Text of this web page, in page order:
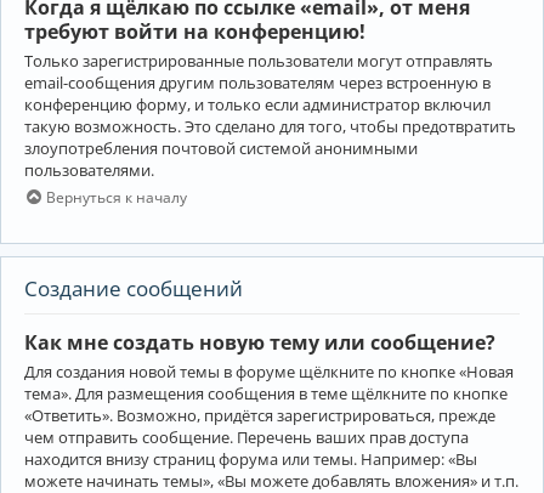
Когда я щёлкаю по ссылке «email», от меня
требуют войти на конференцию!
Только зарегистрированные пользователи могут отправлять
email-сообщения другим пользователям через встроенную в
конференцию форму, и только если администратор включил
такую возможность. Это сделано для того, чтобы предотвратить
злоупотребления почтовой системой анонимными
пользователями.
Вернуться к началу
Создание сообщений
Как мне создать новую тему или сообщение?
Для создания новой темы в форуме щёлкните по кнопке «Новая
тема». Для размещения сообщения в теме щёлкните по кнопке
«Ответить». Возможно, придётся зарегистрироваться, прежде
чем отправить сообщение. Перечень ваших прав доступа
находится внизу страниц форума или темы. Например: «Вы
можете начинать темы», «Вы можете добавлять вложения» и т.п.